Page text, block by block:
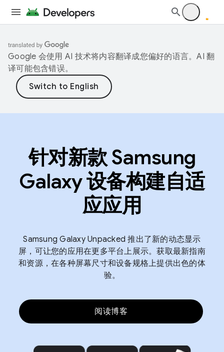
Google 会使用 AI 技术将内容翻译成您偏好的语言。AI 翻
译可能包含错误。
针对新款 Samsung
Galaxy 设备构建自适
应应用
Samsung Galaxy Unpacked 推出了新的动态显示
屏，可让您的应用在更多平台上展示。获取最新指南
和资源，在各种屏幕尺寸和设备规格上提供出色的体
验。
阅读博客